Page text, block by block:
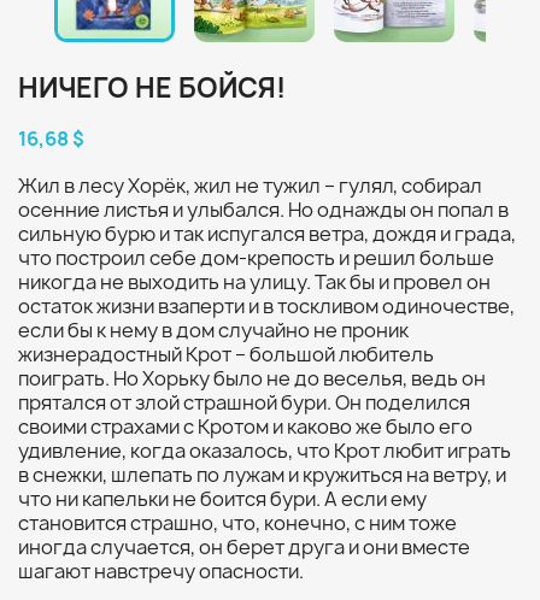
НИЧЕГО НЕ БОЙСЯ!
16,68 $
Жил в лесу Хорёк, жил не тужил – гулял, собирал
осенние листья и улыбался. Но однажды он попал в
сильную бурю и так испугался ветра, дождя и града,
что построил себе дом-крепость и решил больше
никогда не выходить на улицу. Так бы и провел он
остаток жизни взаперти и в тоскливом одиночестве,
если бы к нему в дом случайно не проник
жизнерадостный Крот – большой любитель
поиграть. Но Хорьку было не до веселья, ведь он
прятался от злой страшной бури. Он поделился
своими страхами с Кротом и каково же было его
удивление, когда оказалось, что Крот любит играть
в снежки, шлепать по лужам и кружиться на ветру, и
что ни капельки не боится бури. А если ему
становится страшно, что, конечно, с ним тоже
иногда случается, он берет друга и они вместе
шагают навстречу опасности.